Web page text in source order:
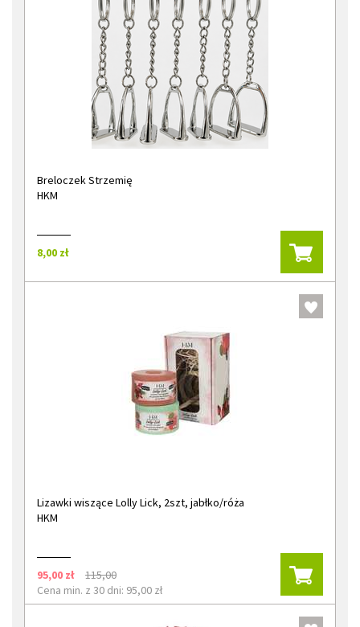
Breloczek Strzemię
HKM
8,00 zł
Lizawki wiszące Lolly Lick, 2szt, jabłko/róża
HKM
95,00 zł
115,00
Cena min. z 30 dni: 95,00 zł